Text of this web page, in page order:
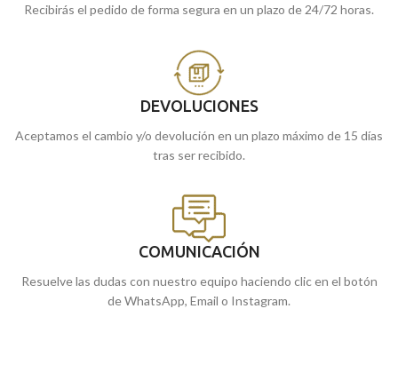
Recibirás el pedido de forma segura en un plazo de 24/72 horas.
DEVOLUCIONES
Aceptamos el cambio y/o devolución en un plazo máximo de 15 días
tras ser recibido.
COMUNICACIÓN
Resuelve las dudas con nuestro equipo haciendo clic en el botón
de WhatsApp, Email o Instagram.